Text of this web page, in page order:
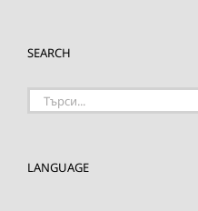
SEARCH
Търсене
LANGUAGE